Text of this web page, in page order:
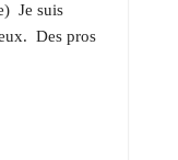
Je suis
Des pros